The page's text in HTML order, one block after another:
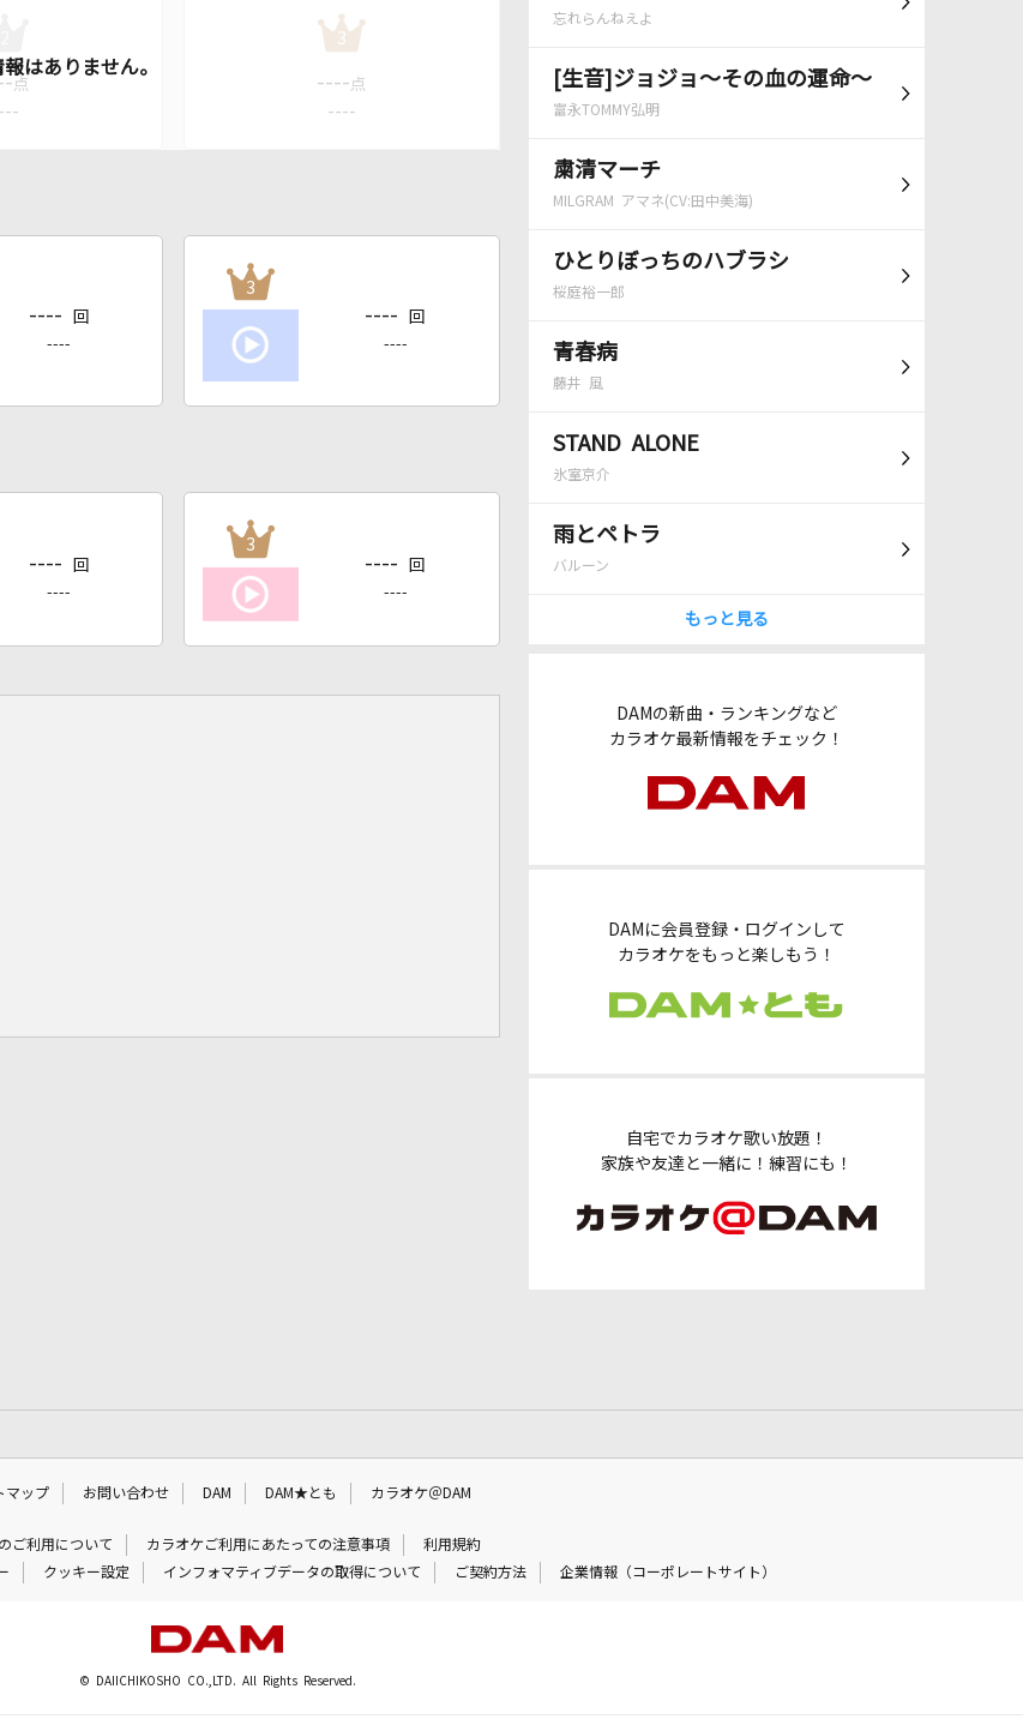
忘れらんねえよ
[生音]ジョジョ～その血の運命～
富永TOMMY弘明
粛清マーチ
MILGRAM アマネ(CV:田中美海)
ひとりぼっちのハブラシ
桜庭裕一郎
青春病
藤井 風
STAND ALONE
氷室京介
雨とペトラ
バルーン
もっと見る
DAMの新曲・ランキングなど
カラオケ最新情報をチェック！
DAMに会員登録・ログインして
カラオケをもっと楽しもう！
自宅でカラオケ歌い放題！
家族や友達と一緒に！練習にも！
点
3
---- 点
----
---- 回
----
3
---- 回
----
---- 回
----
3
---- 回
----
マップ お問い合わせ DAM DAM★とも カラオケ＠DAM
ご利用について カラオケご利用にあたっての注意事項
利用規約
クッキー設定 インフォマティブデータの取得について ご契約方法 企業情報（コーポレートサイト）
© DAIICHIKOSHO CO.,LTD. All Rights Reserved.